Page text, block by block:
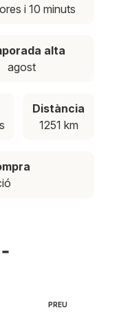
i 10 minuts
alta
agost
Distància
1251 km
PREU